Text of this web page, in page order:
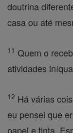
doutrina
casa ou até
11 Quem o
atividades
12 Há várias
eu pensei que
papel e tinta.